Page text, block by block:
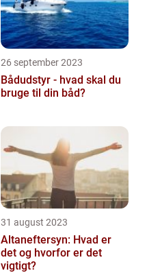
26 september 2023
Bådudstyr - hvad skal du
bruge til din båd?
31 august 2023
Altaneftersyn: Hvad er
det og hvorfor er det
vigtigt?